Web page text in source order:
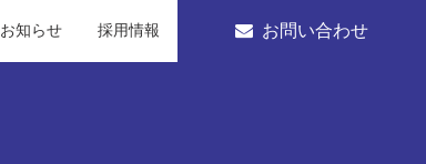
お知らせ 採用情報 お問い合わせ